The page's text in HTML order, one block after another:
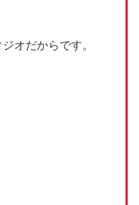
オだからです。